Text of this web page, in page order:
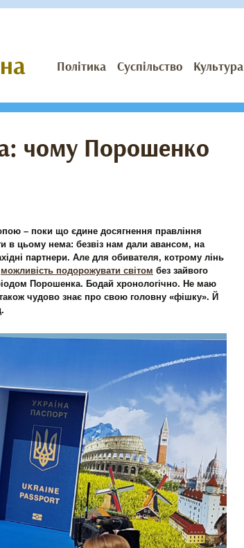
Політика Суспільство Культура
чому Порошенко
– поки що єдине досягнення правління
в цьому нема: безвіз нам дали авансом, на
партнери. Але для обивателя, котрому лінь
можливість подорожувати світом без зайвого
Порошенка. Бодай хронологічно. Не маю
чудово знає про свою головну «фішку». Й